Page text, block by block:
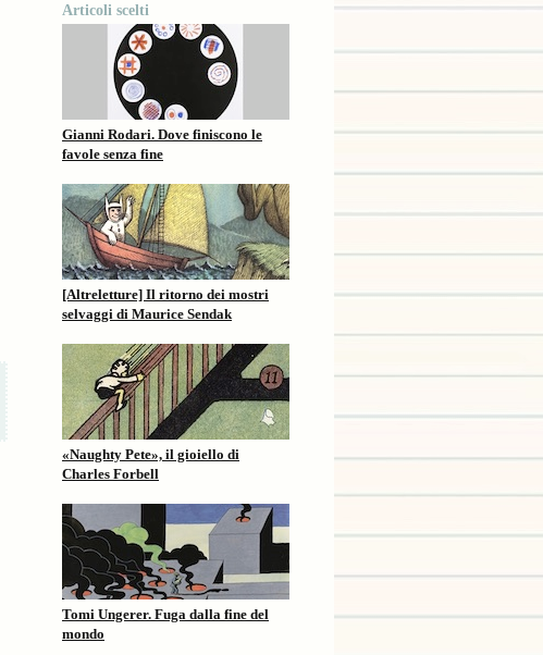
Articoli scelti
Gianni Rodari. Dove finiscono le
favole senza fine
[Altreletture] Il ritorno dei mostri
selvaggi di Maurice Sendak
«Naughty Pete», il gioiello di
Charles Forbell
Tomi Ungerer. Fuga dalla fine del
mondo